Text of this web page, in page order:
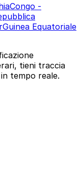
Congo -
Guinea Equatoriale
tieni traccia
tempo reale.